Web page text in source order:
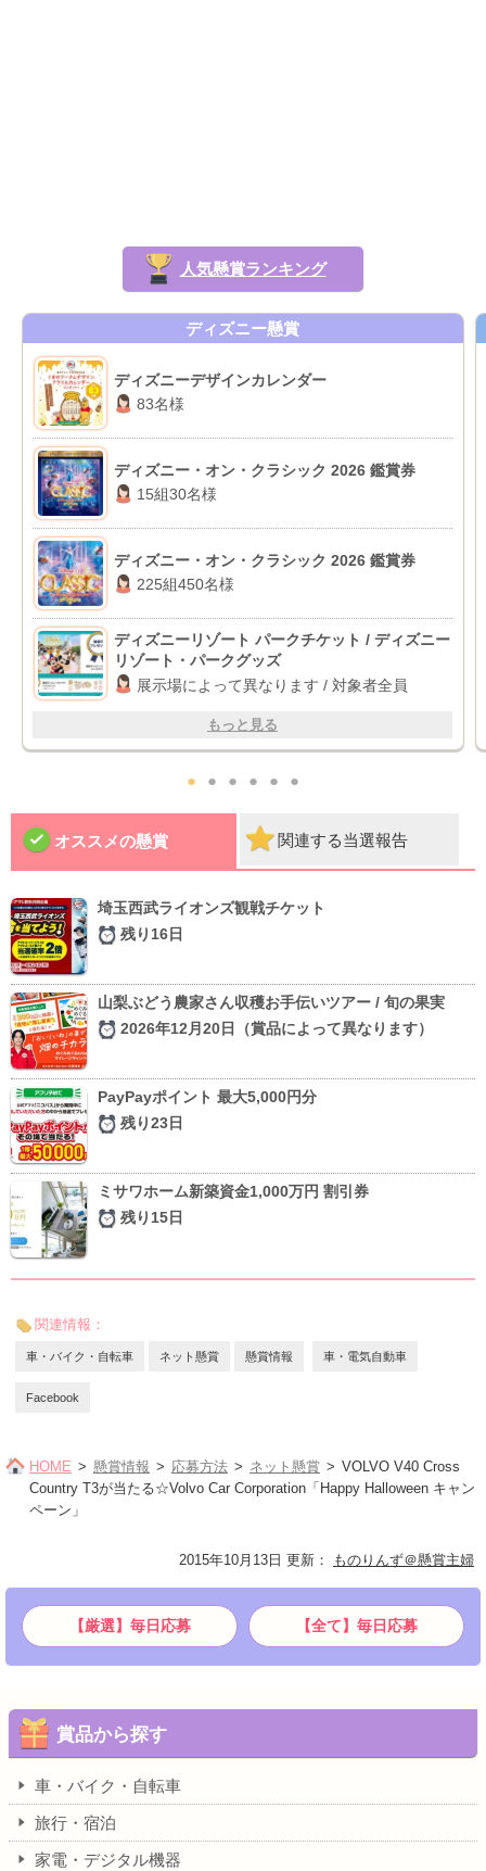
人気懸賞ランキング
ディズニー懸賞
ディズニーデザインカレンダー
83名様
ディズニー・オン・クラシック 2026 鑑賞券
15組30名様
ディズニー・オン・クラシック 2026 鑑賞券
225組450名様
ディズニーリゾート パークチケット / ディズニー
リゾート・パークグッズ
展示場によって異なります / 対象者全員
もっと見る
● ● ● ● ● ●
オススメの懸賞 関連する当選報告
埼玉西武ライオンズ観戦チケット
残り16日
山梨ぶどう農家さん収穫お手伝いツアー / 旬の果実
2026年12月20日（賞品によって異なります）
PayPayポイント 最大5,000円分
残り23日
ミサワホーム新築資金1,000万円 割引券
残り15日
関連情報：
車・バイク・自転車 ネット懸賞 懸賞情報 車・電気自動車
Facebook
HOME 懸賞情報 応募方法 ネット懸賞
VOLVO V40 Cross
Country T3が当たる☆Volvo Car Corporation「Happy Halloween キャン
ペーン」
2015年10月13日 更新 ： ものりんず＠懸賞主婦
【厳選】毎日応募 【全て】毎日応募
賞品から探す
車・バイク・自転車
旅行・宿泊
家電・デジタル機器